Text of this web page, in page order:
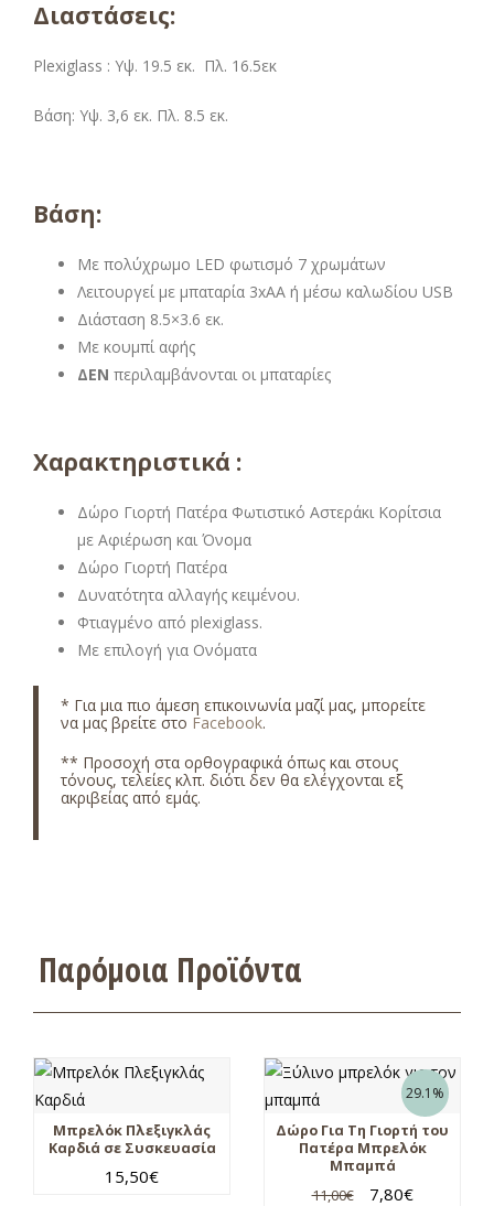
Διαστάσεις:
Plexiglass : Υψ. 19.5 εκ. Πλ. 16.5εκ
Βάση: Υψ. 3,6 εκ. Πλ. 8.5 εκ.
Βάση:
Με πολύχρωμο LED φωτισμό 7 χρωμάτων
Λειτουργεί με μπαταρία 3xAA ή μέσω καλωδίου USB
Διάσταση 8.5×3.6 εκ.
Με κουμπί αφής
ΔΕΝ περιλαμβάνονται οι μπαταρίες
Χαρακτηριστικά :
Δώρο Γιορτή Πατέρα Φωτιστικό Αστεράκι Κορίτσια
με Αφιέρωση και Όνομα
Δώρο Γιορτή Πατέρα
Δυνατότητα αλλαγής κειμένου.
Φτιαγμένο από plexiglass.
Με επιλογή για Ονόματα
* Για μια πιο άμεση επικοινωνία μαζί μας, μπορείτε
να μας βρείτε στο Facebook.
** Προσοχή στα ορθογραφικά όπως και στους
τόνους, τελείες κλπ. διότι δεν θα ελέγχονται εξ
ακριβείας από εμάς.
Παρόμοια Προϊόντα
Μπρελόκ Πλεξιγκλάς
Καρδιά σε Συσκευασία
15,50€
29.1%
Δώρο Για Τη Γιορτή του
Πατέρα Μπρελόκ
Μπαμπά
11,00€ 7,80€